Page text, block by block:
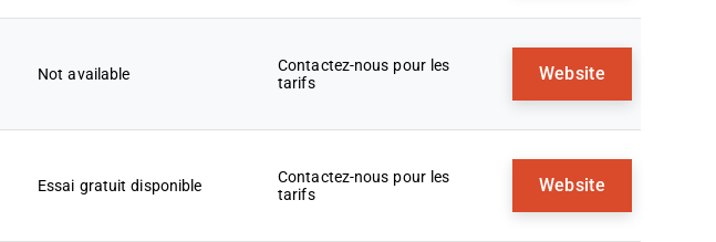
Not available
Contactez-nous pour les
tarifs
Website
Essai gratuit disponible
Contactez-nous pour les
tarifs
Website